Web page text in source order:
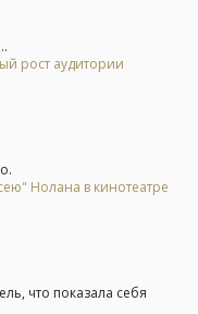
рост аудитории
Нолана в кинотеатре
что показала себя